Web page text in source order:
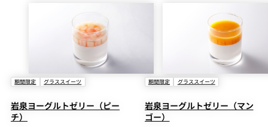
期間限定 グラススイーツ
岩泉ヨーグルトゼリー（ピー
チ）
期間限定 グラススイーツ
岩泉ヨーグルトゼリー（マン
ゴー）